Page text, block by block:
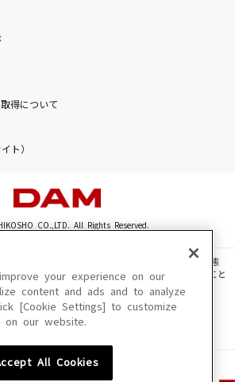
得について
ト）
CO.,LTD. All Rights Reserved.
切の文章・画像・写真・動画・音声等を、手段や形態
囲を超えて無断で複製、転載、ファイル化などすること
よりご利用いただけない場合があります。
配信内容が変更になる場合があります。
your experience on our
content and ads and to analyze
[Cookie Settings] to customize
on our website.
All Cookies